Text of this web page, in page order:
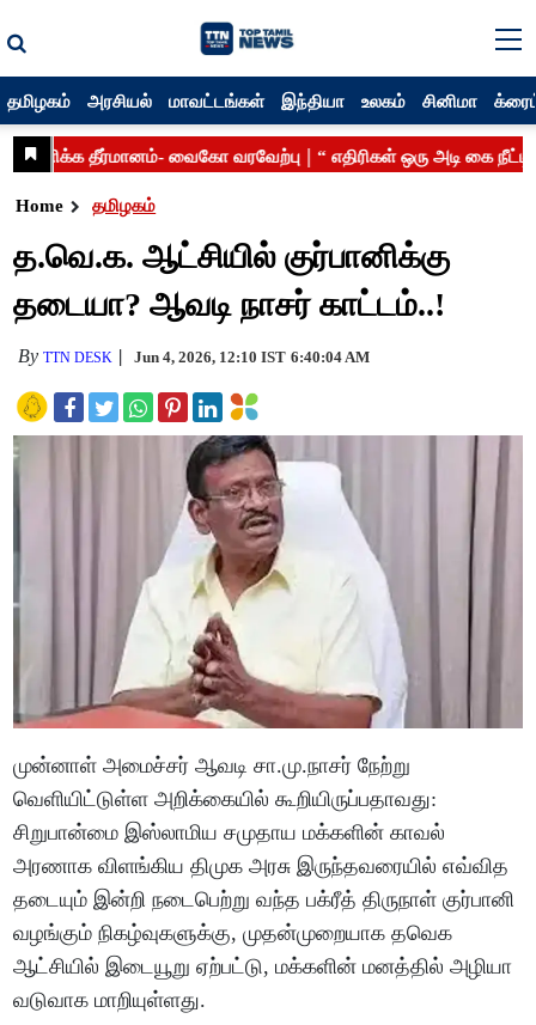
தமிழகம் அரசியல் மாவட்டங்கள் இந்தியா உலகம் சினிமா
Home தமிழகம்
த.வெ.க. ஆட்சியில் குர்பானிக்கு
தடையா? ஆவடி நாசர் காட்டம்..!
ByTTN DESK Jun 4, 2026, 12:10 IST 6:40:04 AM
முன்னாள் அமைச்சர் ஆவடி சா.மு.நாசர் நேற்று
வெளியிட்டுள்ள அறிக்கையில் கூறியிருப்பதாவது:
சிறுபான்மை இஸ்லாமிய சமுதாய மக்களின் காவல்
அரணாக விளங்கிய திமுக அரசு இருந்தவரையில் எவ்வித
தடையும் இன்றி நடைபெற்று வந்த பக்ரீத் திருநாள் குர்பானி
வழங்கும் நிகழ்வுகளுக்கு, முதன்முறையாக தவெக
ஆட்சியில் இடையூறு ஏற்பட்டு, மக்களின் மனத்தில் அழியா
வடுவாக மாறியுள்ளது.